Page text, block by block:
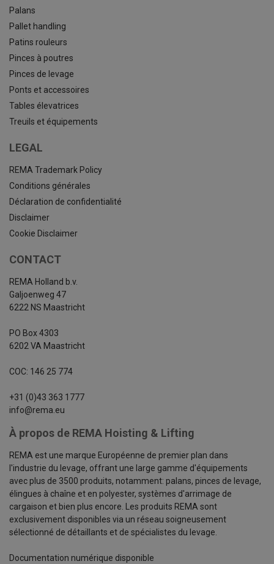
Palans
Pallet handling
Patins rouleurs
Pinces à poutres
Pinces de levage
Ponts et accessoires
Tables élevatrices
Treuils et équipements
LEGAL
REMA Trademark Policy
Conditions générales
Déclaration de confidentialité
Disclaimer
Cookie Disclaimer
CONTACT
REMA Holland b.v.
Galjoenweg 47
6222 NS Maastricht
PO Box 4303
6202 VA Maastricht
COC: 146 25 774
+31 (0)43 363 1777
info@rema.eu
À propos de REMA Hoisting & Lifting
REMA est une marque Européenne de premier plan dans
l'industrie du levage, offrant une large gamme d'équipements
avec plus de 3500 produits, notamment: palans, pinces de levage,
élingues à chaîne et en polyester, systèmes d'arrimage de
cargaison et bien plus encore. Les produits REMA sont
exclusivement disponibles via un réseau soigneusement
sélectionné de détaillants et de spécialistes du levage.
Documentation numérique disponible